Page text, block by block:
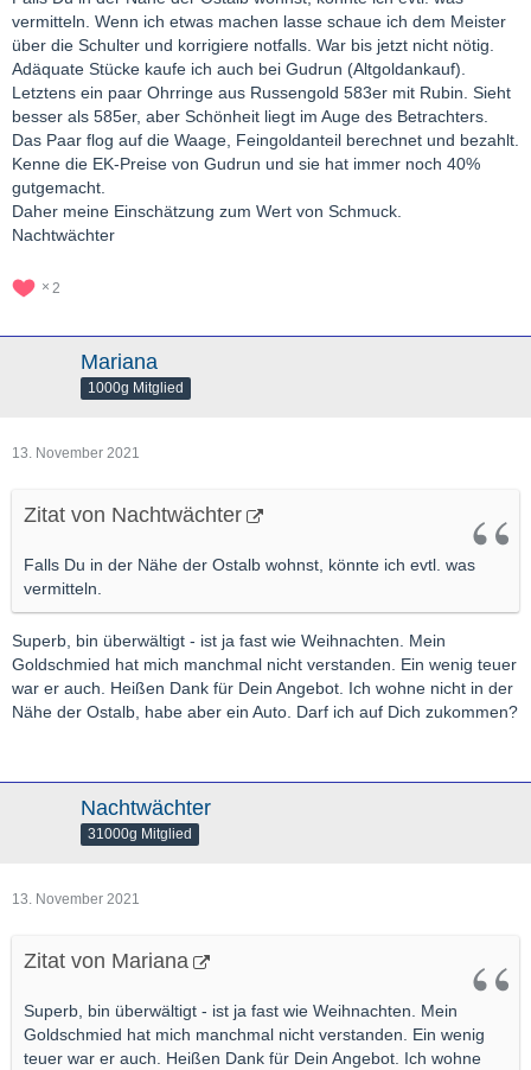
vermitteln. Wenn ich etwas machen lasse schaue ich dem Meister
über die Schulter und korrigiere notfalls. War bis jetzt nicht nötig.
Adäquate Stücke kaufe ich auch bei Gudrun (Altgoldankauf).
Letztens ein paar Ohrringe aus Russengold 583er mit Rubin. Sieht
besser als 585er, aber Schönheit liegt im Auge des Betrachters.
Das Paar flog auf die Waage, Feingoldanteil berechnet und bezahlt.
Kenne die EK-Preise von Gudrun und sie hat immer noch 40%
gutgemacht.
Daher meine Einschätzung zum Wert von Schmuck.
Nachtwächter
2
Mariana
1000g Mitglied
13. November 2021
Zitat von Nachtwächter
Falls Du in der Nähe der Ostalb wohnst, könnte ich evtl. was
vermitteln.
Superb, bin überwältigt - ist ja fast wie Weihnachten. Mein
Goldschmied hat mich manchmal nicht verstanden. Ein wenig teuer
war er auch. Heißen Dank für Dein Angebot. Ich wohne nicht in der
Nähe der Ostalb, habe aber ein Auto. Darf ich auf Dich zukommen?
Nachtwächter
31000g Mitglied
13. November 2021
Zitat von Mariana
Superb, bin überwältigt - ist ja fast wie Weihnachten. Mein
Goldschmied hat mich manchmal nicht verstanden. Ein wenig
teuer war er auch. Heißen Dank für Dein Angebot. Ich wohne